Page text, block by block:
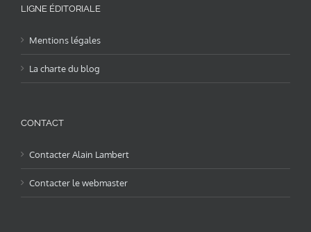
LIGNE ÉDITORIALE
Mentions légales
La charte du blog
CONTACT
Contacter Alain Lambert
Contacter le webmaster